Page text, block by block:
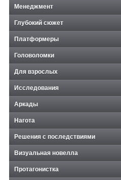
Менеджмент
Глубокий сюжет
Платформеры
Головоломки
Для взрослых
Исследования
Аркады
Нагота
Решения с последствиями
Визуальная новелла
Протагонистка